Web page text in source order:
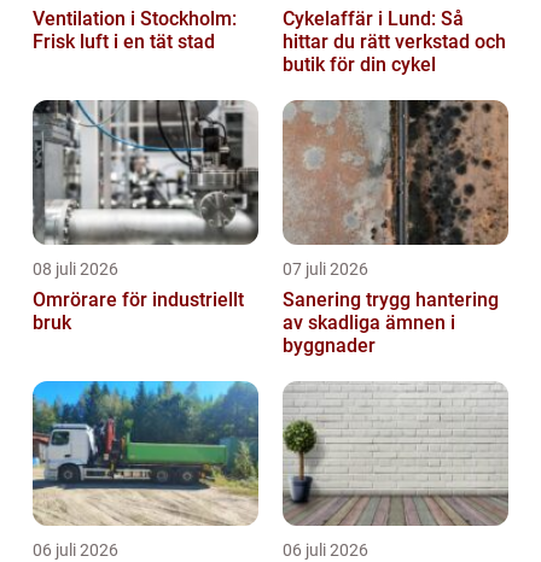
Ventilation i Stockholm:
Frisk luft i en tät stad
Cykelaffär i Lund: Så
hittar du rätt verkstad och
butik för din cykel
08 juli 2026
Omrörare för industriellt
bruk
07 juli 2026
Sanering trygg hantering
av skadliga ämnen i
byggnader
06 juli 2026 06 juli 2026